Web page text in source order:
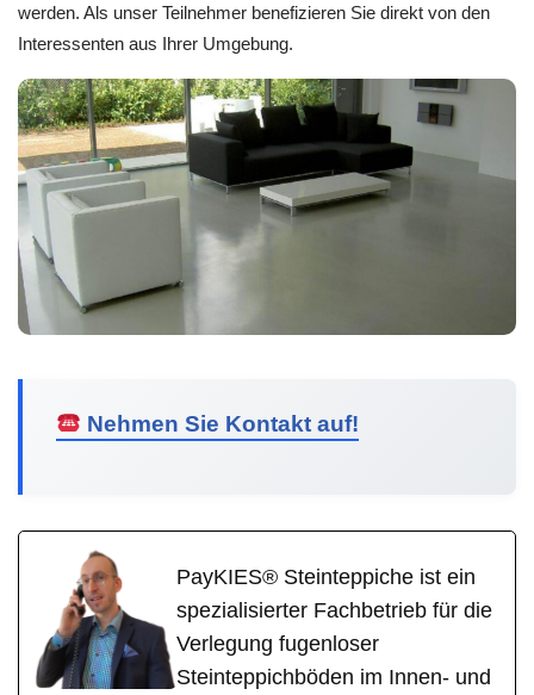
werden. Als unser Teilnehmer benefizieren Sie direkt von den
Interessenten aus Ihrer Umgebung.
Nehmen Sie Kontakt auf!
PayKIES® Steinteppiche ist ein
spezialisierter Fachbetrieb für die
Verlegung fugenloser
Steinteppichböden im Innen- und